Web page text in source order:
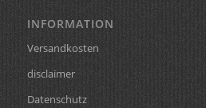
INFORMATION
Versandkosten
disclaimer
Datenschutz